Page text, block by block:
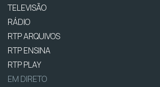
TELEVISÃO
RÁDIO
RTP ARQUIVOS
RTP ENSINA
RTP PLAY
EM DIRETO